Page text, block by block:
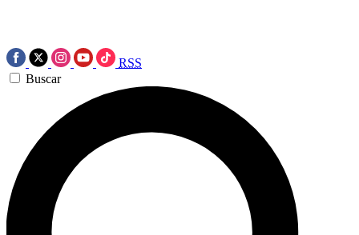
RSS
Buscar